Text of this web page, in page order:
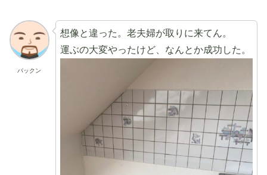
パックン
想像と違った。老夫婦が取りに来てん。
運ぶの大変やったけど、なんとか成功した。